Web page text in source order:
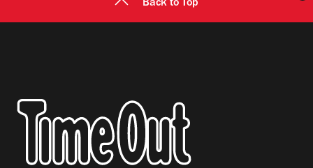
Back to Top